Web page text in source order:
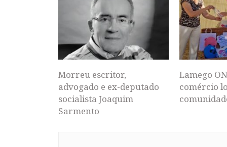
Morreu escritor,
advogado e ex-deputado
socialista Joaquim
Sarmento
Lamego
comércio